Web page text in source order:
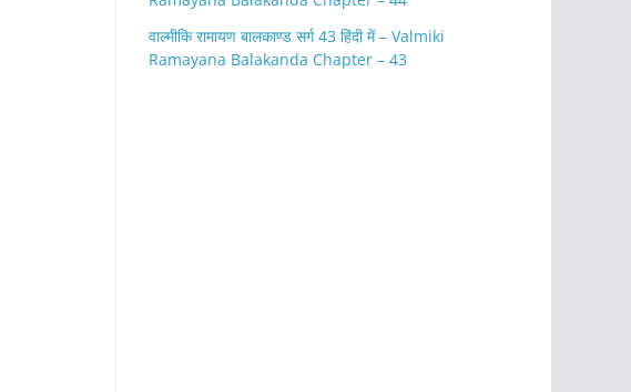
वाल्मीकि रामायण बालकाण्ड सर्ग 43 हिंदी में – Valmiki
Ramayana Balakanda Chapter – 43